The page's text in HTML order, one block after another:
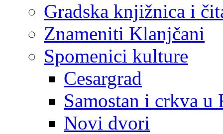
Gradska knjižnica i
Znameniti Klanjčani
Spomenici kulture
Cesargrad
Samostan i crkva u
Novi dvori